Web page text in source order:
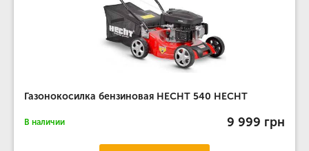
Газонокосилка бензиновая HECHT 540 HECHT
В наличии 9 999 грн